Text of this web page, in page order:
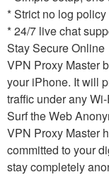
* Strict no log policy
* 24/7 live chat
Stay Secure Online
VPN Proxy Master
your iPhone. It will
traffic under any
Surf the Web
VPN Proxy Master
committed to your
stay completely